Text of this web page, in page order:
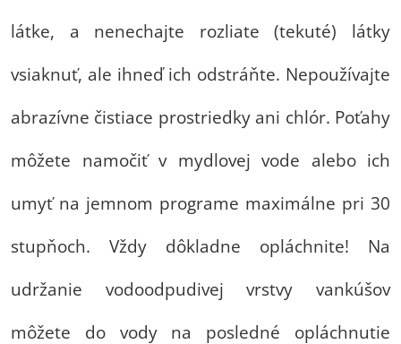
látke, a nenechajte rozliate (tekuté) látky
vsiaknuť, ale ihneď ich odstráňte. Nepoužívajte
abrazívne čistiace prostriedky ani chlór. Poťahy
môžete namočiť v mydlovej vode alebo ich
umyť na jemnom programe maximálne pri 30
stupňoch. Vždy dôkladne opláchnite! Na
udržanie vodoodpudivej vrstvy vankúšov
môžete do vody na posledné opláchnutie